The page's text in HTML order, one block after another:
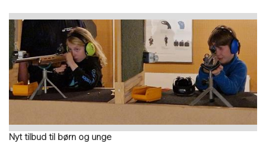
Nyt tilbud til børn og unge